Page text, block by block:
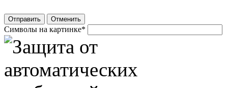
Отправить Отменить
Символы на картинке*